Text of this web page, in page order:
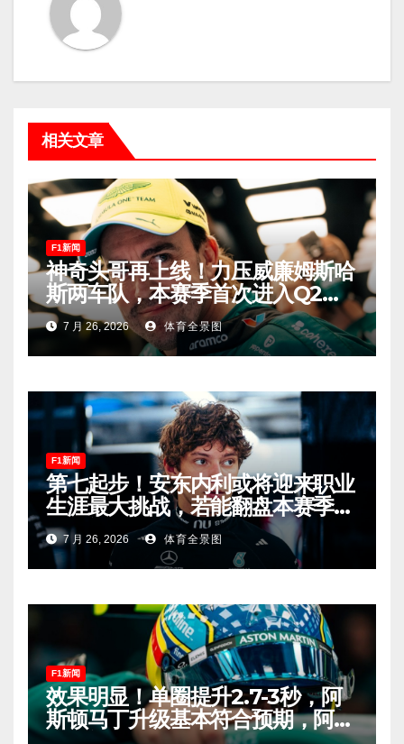
相关文章
F1新闻
神奇头哥再上线！力压威廉姆斯哈
斯两车队，本赛季首次进入Q2，
车迷终于扬眉吐气！
7 月 26, 2026 体育全景图
F1新闻
第七起步！安东内利或将迎来职业
生涯最大挑战，若能翻盘本赛季争
冠有望！
7 月 26, 2026 体育全景图
F1新闻
效果明显！单圈提升2.7-3秒，阿
斯顿马丁升级基本符合预期，阿隆